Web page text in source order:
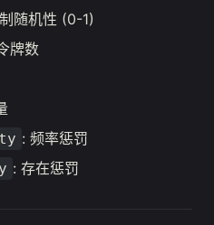
随机性 (0-1)
牌数
: 频率惩罚
: 存在惩罚